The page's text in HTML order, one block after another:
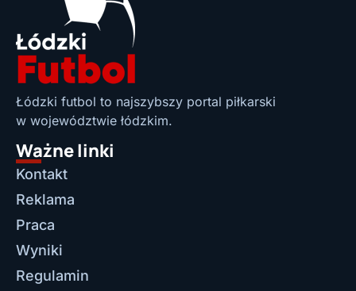
Łódzki futbol to najszybszy portal piłkarski
w województwie łódzkim.
Ważne linki
Kontakt
Reklama
Praca
Wyniki
Regulamin